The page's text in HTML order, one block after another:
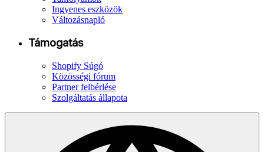
Ingyenes eszközök
Változásnapló
Támogatás
Shopify Súgó
Közösségi fórum
Partner felbérlése
Szolgáltatás állapota